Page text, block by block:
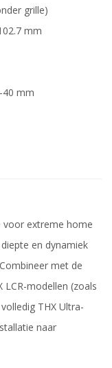
grille)
mm
mm
voor extreme home
en dynamiek
met de
LCR-modellen (zoals
THX Ultra-
naar